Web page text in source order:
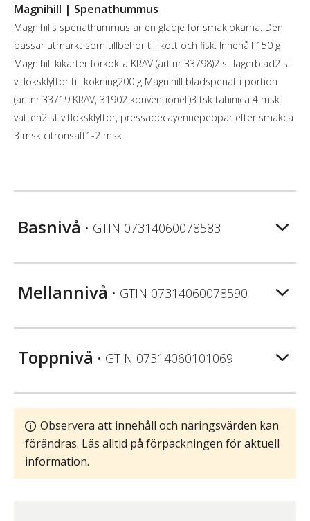
Magnihill | Spenathummus
Magnihills spenathummus är en glädje för smaklökarna. Den
passar utmärkt som tillbehör till kött och fisk. Innehåll 150 g
Magnihill kikärter förkokta KRAV (art.nr 33798)2 st lagerblad2 st
vitlöksklyftor till kokning200 g Magnihill bladspenat i portion
(art.nr 33719 KRAV, 31902 konventionell)3 tsk tahinica 4 msk
vatten2 st vitlöksklyftor, pressadecayennepeppar efter smakca
3 msk citronsaft1-2 msk
Basnivå • GTIN 07314060078583
Mellannivå • GTIN 07314060078590
Toppnivå • GTIN 07314060101069
Observera att innehåll och näringsvärden kan
förändras. Läs alltid på förpackningen för aktuell
information.